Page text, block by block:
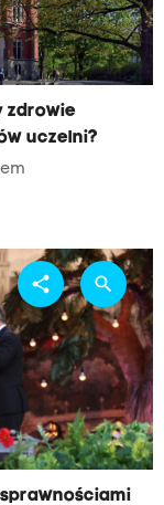
zdrowie
uczelni?
share search